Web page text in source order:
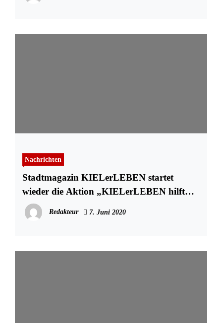
Nachrichten
Stadtmagazin KIELerLEBEN startet
wieder die Aktion „KIELerLEBEN hilft
Kindern“
Redakteur 7. Juni 2020